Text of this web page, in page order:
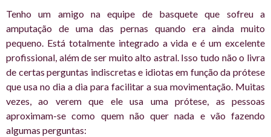
Tenho um amigo na equipe de basquete que sofreu a
amputação de uma das pernas quando era ainda muito
pequeno. Está totalmente integrado a vida e é um excelente
profissional, além de ser muito alto astral. Isso tudo não o livra
de certas perguntas indiscretas e idiotas em função da prótese
que usa no dia a dia para facilitar a sua movimentação. Muitas
vezes, ao verem que ele usa uma prótese, as pessoas
aproximam-se como quem não quer nada e vão fazendo
algumas perguntas: